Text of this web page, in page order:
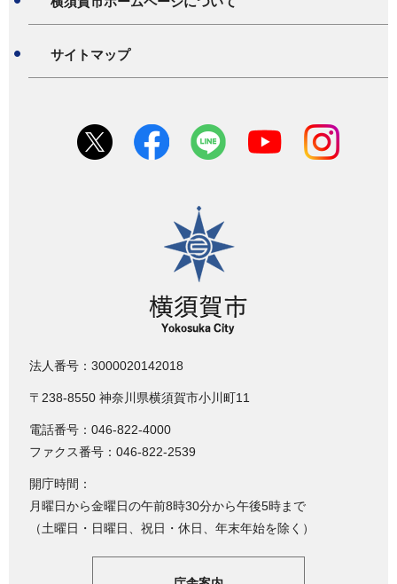
サイトマップ
横須賀市
法人番号：3000020142018
〒238-8550 神奈川県横須賀市小川町11
電話番号：046-822-4000
ファクス番号：046-822-2539
開庁時間：
月曜日から金曜日の午前8時30分から午後5時まで
（土曜日・日曜日、祝日・休日、年末年始を除く）